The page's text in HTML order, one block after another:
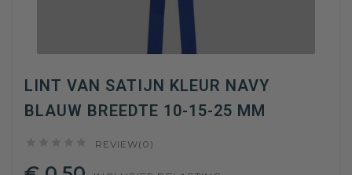
LINT VAN SATIJN KLEUR NAVY
BLAUW BREEDTE 10-15-25 MM
REVIEW(0)